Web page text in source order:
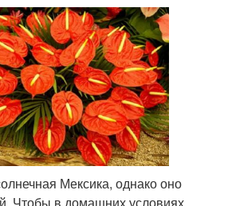
Мексика, однако оно